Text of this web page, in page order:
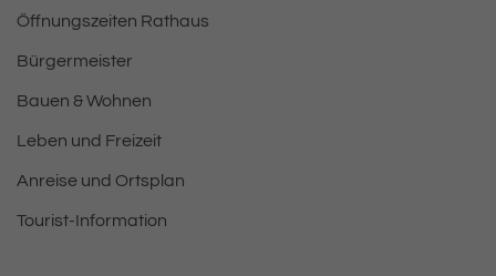
Öffnungszeiten Rathaus
Bürgermeister
Bauen & Wohnen
Leben und Freizeit
Anreise und Ortsplan
Tourist-Information